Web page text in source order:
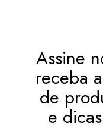
Assine
receba
de
e